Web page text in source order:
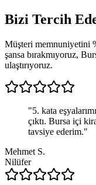
Bizi Tercih
Müşteri memnuniyetini
şansa bırakmıyoruz,
ulaştırıyoruz.
"5. kata
çıktı. Bursa içi
tavsiye ederim."
Mehmet S.
Nilüfer